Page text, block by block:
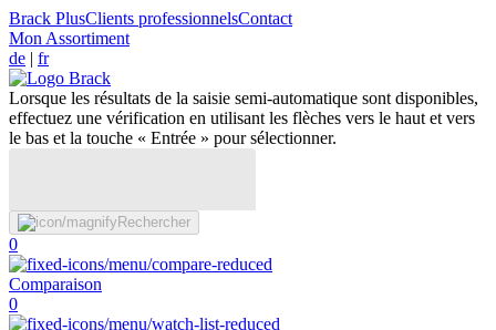
Brack PlusClients professionnelsContact
Mon Assortiment
de | fr
Lorsque les résultats de la saisie semi-automatique sont disponibles,
effectuez une vérification en utilisant les flèches vers le haut et vers
le bas et la touche « Entrée » pour sélectionner.
Rechercher
0
Comparaison
0